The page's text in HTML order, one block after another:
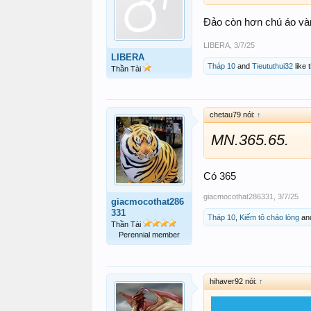
LIBERA
Thần Tài
Đảo còn hơn chú áo
LIBERA 3/7/25
Tháp 10 and Tieututhui32 like
giacmocothat286
331
Thần Tài
Perennial member
chetau79 nói: ↑
MN.365.65.
Có 365
giacmocothat286331 3/7/25
Tháp 10 Kiếm tô cháo lòng
hihaver92 nói: ↑